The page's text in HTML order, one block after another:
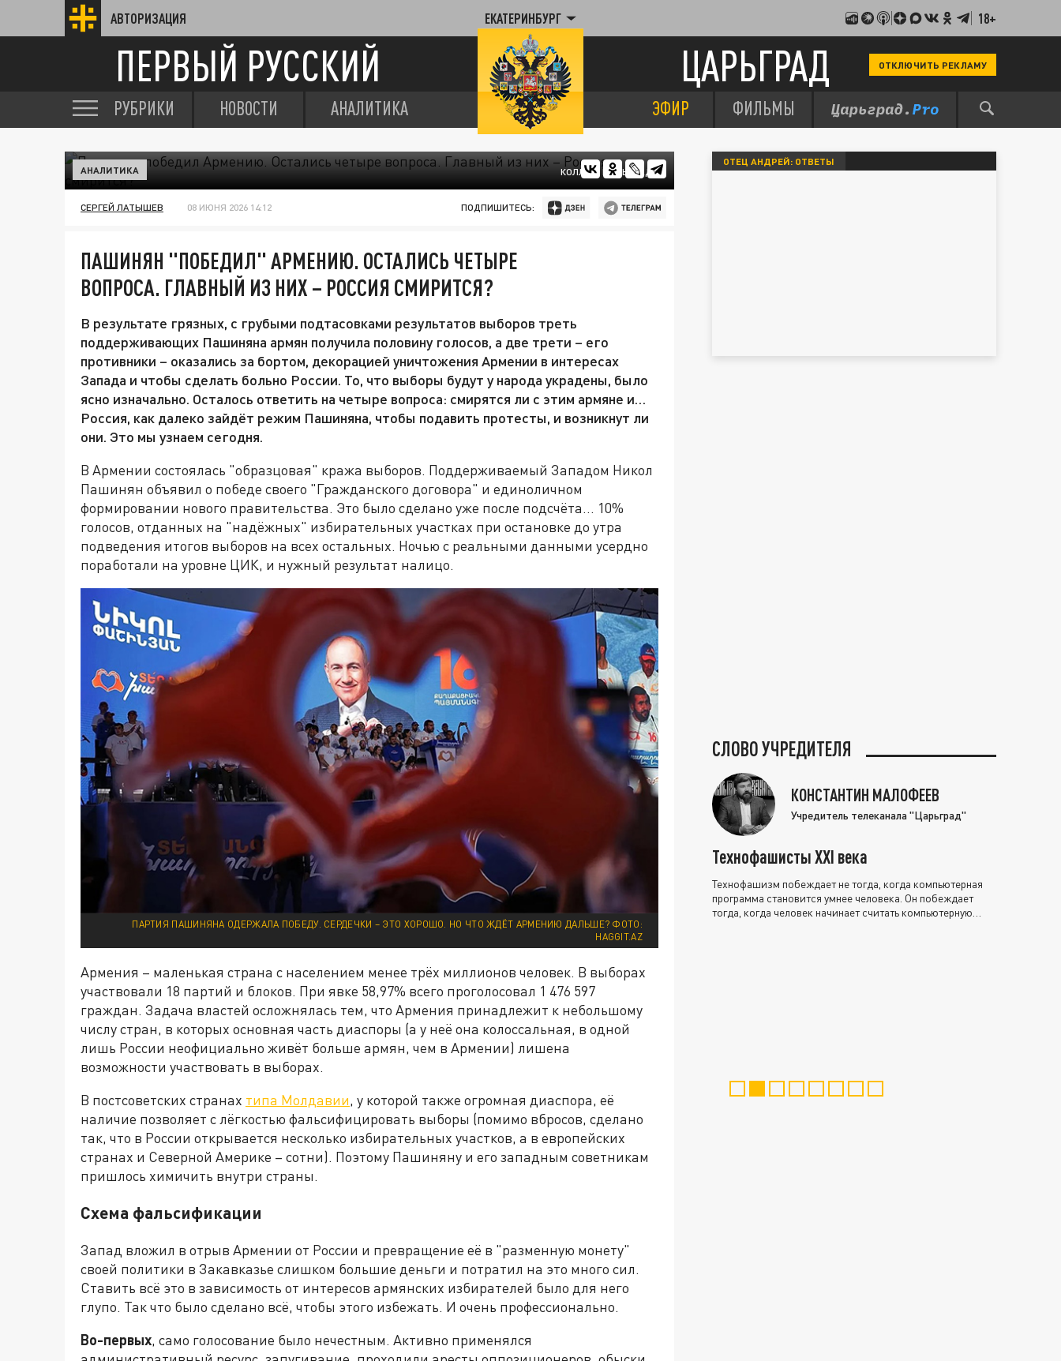
АВТОРИЗАЦИЯ ЕКАТЕРИНБУРГ 18+
ПЕРВЫЙ РУССКИЙ ЦАРЬГРАД ОТКЛЮЧИТЬ РЕКЛАМУ
РУБРИКИ НОВОСТИ АНАЛИТИКА ЭФИР ФИЛЬМЫ
КОЛЛАЖ ЦАРЬГРАДА
АНАЛИТИКА
СЕРГЕЙ ЛАТЫШЕВ 08 ИЮНЯ 2026 14:12 ПОДПИШИТЕСЬ:
ПАШИНЯН "ПОБЕДИЛ" АРМЕНИЮ. ОСТАЛИСЬ ЧЕТЫРЕ
ВОПРОСА. ГЛАВНЫЙ ИЗ НИХ – РОССИЯ СМИРИТСЯ?
В результате грязных, с грубыми подтасовками результатов выборов треть
поддерживающих Пашиняна армян получила половину голосов, а две трети – его
противники – оказались за бортом, декорацией уничтожения Армении в интересах
Запада и чтобы сделать больно России. То, что выборы будут у народа украдены, было
ясно изначально. Осталось ответить на четыре вопроса: смирятся ли с этим армяне и…
Россия, как далеко зайдёт режим Пашиняна, чтобы подавить протесты, и возникнут ли
они. Это мы узнаем сегодня.
В Армении состоялась "образцовая" кража выборов. Поддерживаемый Западом Никол
Пашинян объявил о победе своего "Гражданского договора" и единоличном
формировании нового правительства. Это было сделано уже после подсчёта… 10%
голосов, отданных на "надёжных" избирательных участках при остановке до утра
подведения итогов выборов на всех остальных. Ночью с реальными данными усердно
поработали на уровне ЦИК, и нужный результат налицо.
ПАРТИЯ ПАШИНЯНА ОДЕРЖАЛА ПОБЕДУ. СЕРДЕЧКИ – ЭТО ХОРОШО. НО ЧТО ЖДЁТ АРМЕНИЮ ДАЛЬШЕ? ФОТО:
HAGGIT.AZ
Армения – маленькая страна с населением менее трёх миллионов человек. В выборах
участвовали 18 партий и блоков. При явке 58,97% всего проголосовал 1 476 597
граждан. Задача властей осложнялась тем, что Армения принадлежит к небольшому
числу стран, в которых основная часть диаспоры (а у неё она колоссальная, в одной
лишь России неофициально живёт больше армян, чем в Армении) лишена
возможности участвовать в выборах.
В постсоветских странах типа Молдавии, у которой также огромная диаспора, её
наличие позволяет с лёгкостью фальсифицировать выборы (помимо вбросов, сделано
так, что в России открывается несколько избирательных участков, а в европейских
странах и Северной Америке – сотни). Поэтому Пашиняну и его западным советникам
пришлось химичить внутри страны.
Схема фальсификации
Запад вложил в отрыв Армении от России и превращение её в "разменную монету"
своей политики в Закавказье слишком большие деньги и потратил на это много сил.
Ставить всё это в зависимость от интересов армянских избирателей было для него
глупо. Так что было сделано всё, чтобы этого избежать. И очень профессионально.
Во-первых, само голосование было нечестным. Активно применялся
ОТЕЦ АНДРЕЙ: ОТВЕТЫ
СЛОВО УЧРЕДИТЕЛЯ
КОНСТАНТИН МАЛОФЕЕВ
Учредитель телеканала "Царьград"
Технофашисты XXI века
Технофашизм побеждает не тогда, когда компьютерная
программа становится умнее человека. Он побеждает
тогда, когда человек начинает считать компьютерную